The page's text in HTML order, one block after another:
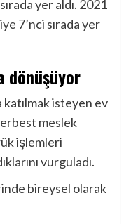
yer aldı. 2021
7’nci sırada yer
dönüşüyor
katılmak isteyen ev
meslek
işlemleri
vurguladı.
bireysel olarak